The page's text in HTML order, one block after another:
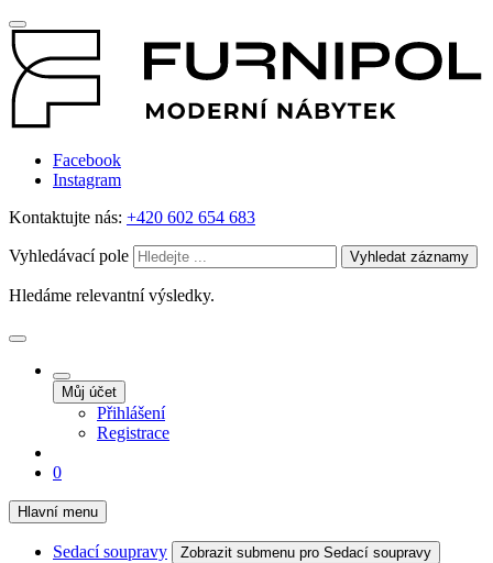
Facebook
Instagram
Kontaktujte nás: +420 602 654 683
Vyhledávací pole Vyhledat záznamy
Hledáme relevantní výsledky.
Můj účet
Přihlášení
Registrace
0
Hlavní menu
Sedací soupravy Zobrazit submenu pro Sedací soupravy